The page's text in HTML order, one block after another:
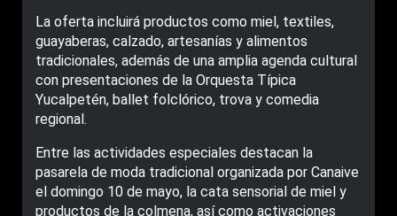
La oferta incluirá productos como miel, textiles,
guayaberas, calzado, artesanías y alimentos
tradicionales, además de una amplia agenda cultural
con presentaciones de la Orquesta Típica
Yucalpetén, ballet folclórico, trova y comedia
regional.
Entre las actividades especiales destacan la
pasarela de moda tradicional organizada por Canaive
el domingo 10 de mayo, la cata sensorial de miel y
productos de la colmena, así como activaciones